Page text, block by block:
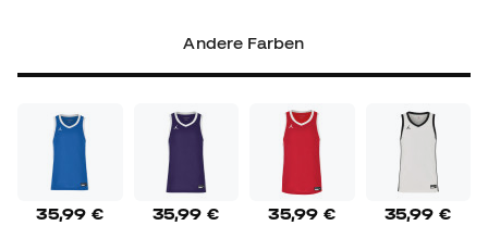
Andere Farben
35,99 € 35,99 € 35,99 € 35,99 €